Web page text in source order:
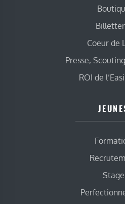
Coeur de
Presse,
ROI de
Stage